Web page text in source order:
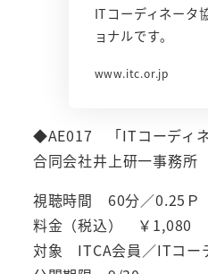
ITコーディネータ
ョナルです。
www.itc.or.jp
◆AE017 「ITコーディネ
合同会社井上研一事務
視聴時間 60分／0.25Ｐ
料金（税込） ￥1,080
対象 ITCA会員／ITコー